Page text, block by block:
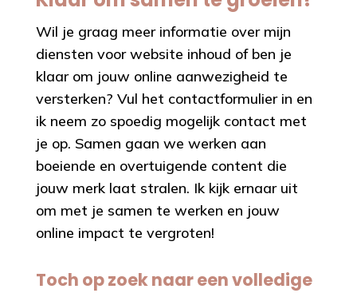
Wil je graag meer informatie over mijn
diensten voor website inhoud of ben je
klaar om jouw online aanwezigheid te
versterken? Vul het contactformulier in en
ik neem zo spoedig mogelijk contact met
je op. Samen gaan we werken aan
boeiende en overtuigende content die
jouw merk laat stralen. Ik kijk ernaar uit
om met je samen te werken en jouw
online impact te vergroten!
Toch op zoek naar een volledige